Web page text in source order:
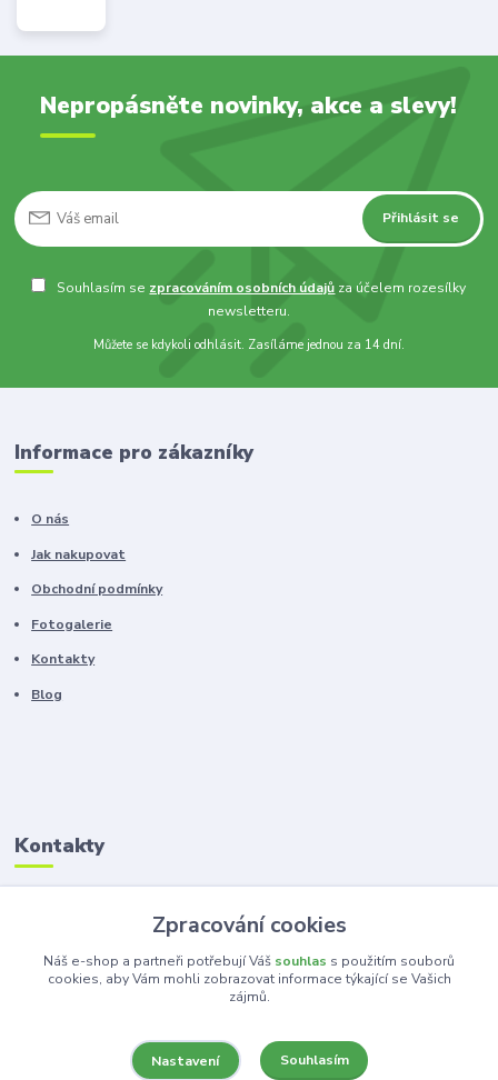
Nepropásněte novinky, akce a slevy!
Přihlásit se
Souhlasím se zpracováním osobních údajů za účelem rozesílky
newsletteru.
Můžete se kdykoli odhlásit. Zasíláme jednou za 14 dní.
Informace pro zákazníky
O nás
Jak nakupovat
Obchodní podmínky
Fotogalerie
Kontakty
Blog
Kontakty
Zákaznická podpora
+420 603 100 966
(Po-Pá, 8-16 hod.)
Zpracování cookies
Náš e-shop a partneři potřebují Váš souhlas s použitím souborů
cookies, aby Vám mohli zobrazovat informace týkající se Vašich
zájmů.
Nastavení Souhlasím